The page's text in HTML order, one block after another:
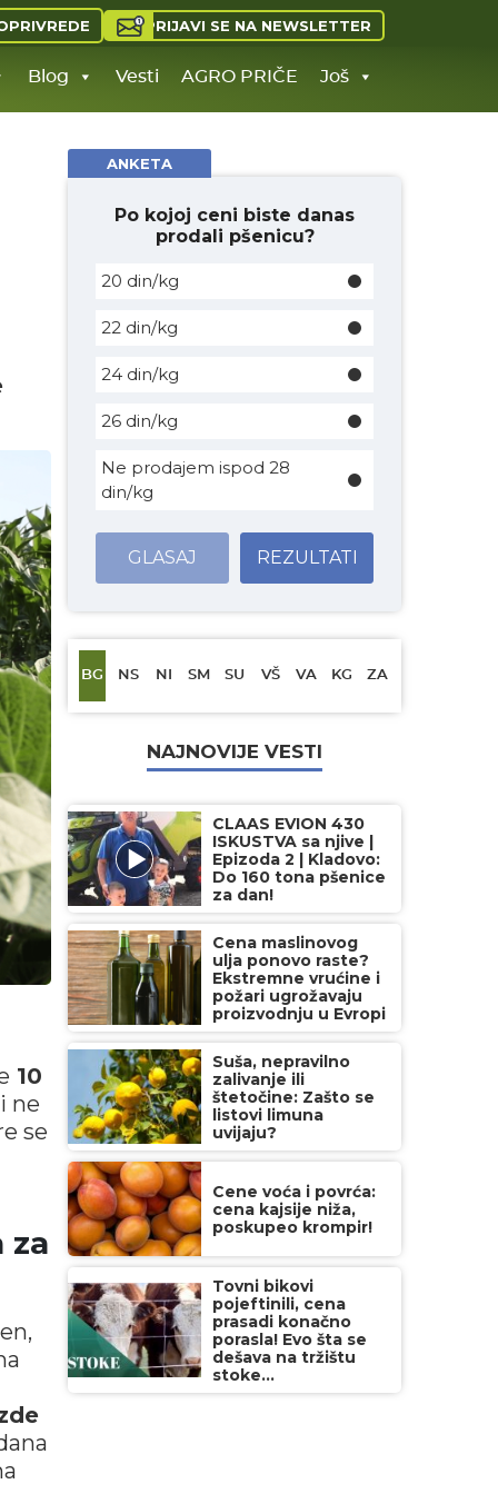
PRIJAVI SE NA NEWSLETTER
Blog Vesti AGRO PRIČE Još
10
ne
se
za
ANKETA
Po kojoj ceni biste danas
prodali pšenicu?
20 din/kg
22 din/kg
24 din/kg
26 din/kg
Ne prodajem ispod 28
din/kg
GLASAJ REZULTATI
BG NS NI SM SU VŠ VA KG ZA
NAJNOVIJE VESTI
CLAAS EVION 430
ISKUSTVA sa njive |
Epizoda 2 | Kladovo:
Do 160 tona pšenice
za dan!
Cena maslinovog
ulja ponovo raste?
Ekstremne vrućine i
požari ugrožavaju
proizvodnju u Evropi
Suša, nepravilno
zalivanje ili
štetočine: Zašto se
listovi limuna
uvijaju?
Cene voća i povrća:
cena kajsije niža,
poskupeo krompir!
Tovni bikovi
pojeftinili, cena
prasadi konačno
porasla! Evo šta se
dešava na tržištu
stoke...